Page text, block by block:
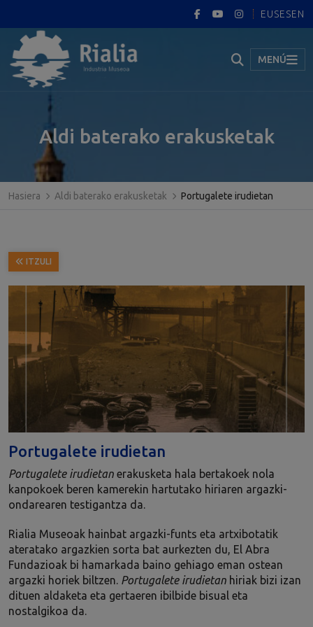
EUSESEN
MENÚ
Aldi baterako erakusketak
Hasiera Aldi baterako erakusketak Portugalete irudietan
ITZULI
Portugalete irudietan
Portugalete irudietan erakusketa hala bertakoek nola
kanpokoek beren kamerekin hartutako hiriaren argazki-
ondarearen testigantza da.
Rialia Museoak hainbat argazki-funts eta artxibotatik
ateratako argazkien sorta bat aurkezten du, El Abra
Fundazioak bi hamarkada baino gehiago eman ostean
argazki horiek biltzen. Portugalete irudietan hiriak bizi izan
dituen aldaketa eta gertaeren ibilbide bisual eta
nostalgikoa da.